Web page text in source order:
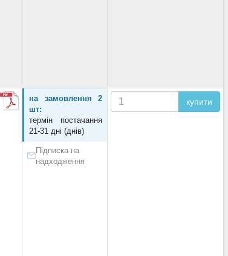
на замовлення 2
шт:
термін постачання
21-31 дні (днів)
Підписка на
надходження
купити